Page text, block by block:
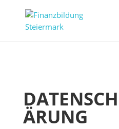
ÄRUNG